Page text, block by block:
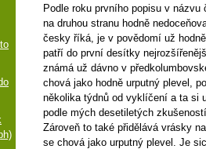
Podle roku prvního popisu v
na druhou stranu hodně
česky říká, je v povědomí už
patří do první desítky
známá už dávno v
chová jako hodně urputný plevel,
několika týdnů od vyklíčení a ta si
podle mých desetiletých
Zároveň to také přidělává vrásky
se chová jako urputný plevel. Je